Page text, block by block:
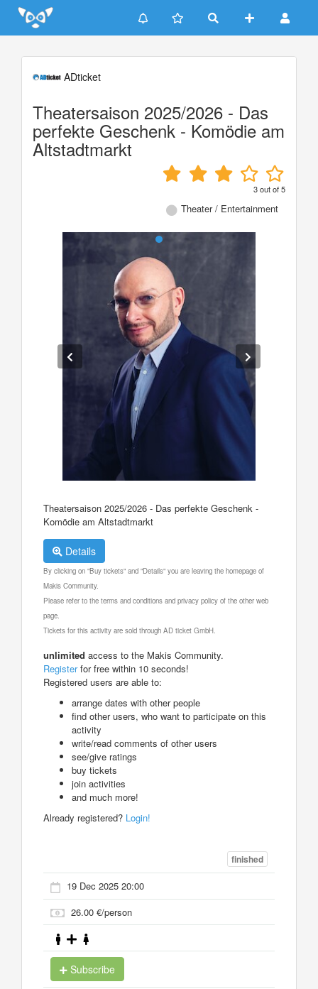
Update cookies preferences
ADticket
Theatersaison 2025/2026 - Das
perfekte Geschenk - Komödie am
Altstadtmarkt
3out of5
Theater / Entertainment
Theatersaison 2025/2026 - Das perfekte Geschenk -
Komödie am Altstadtmarkt
Details
By clicking on "Buy tickets" and "Details" you are leaving the homepage of
Makis Community.
Please refer to the terms and conditions and privacy policy of the other web
page.
Tickets for this activity are sold through AD ticket GmbH.
unlimited access to the Makis Community.
Registerfor free within 10 seconds!
Registered users are able to:
arrange dates with other people
find other users, who want to participate on this
activity
write/read comments of other users
see/give ratings
buy tickets
join activities
and much more!
Already registered? Login!
finished
19 Dec 2025 20:00
26.00 €/person
Subscribe